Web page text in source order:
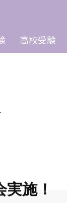
高校受験
施！